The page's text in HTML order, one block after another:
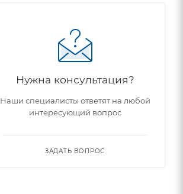
Нужна консультация?
Наши специалисты ответят на любой
интересующий вопрос
ЗАДАТЬ ВОПРОС